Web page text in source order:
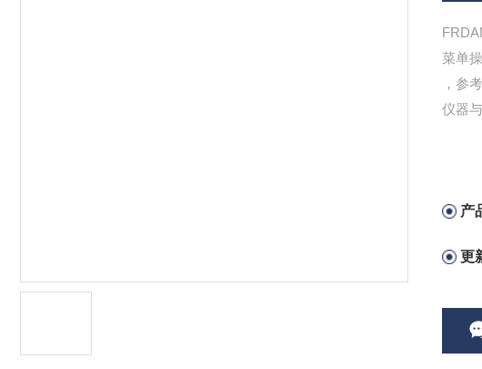
菜单
，参
仪器
产
更